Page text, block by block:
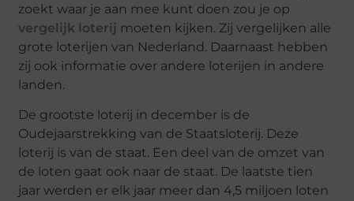
zoekt waar je aan mee kunt doen zou je op
vergelijk loterij moeten kijken. Zij vergelijken alle
grote loterijen van Nederland. Daarnaast hebben
zij ook informatie over andere loterijen in andere
landen.
De grootste loterij in december is de
Oudejaarstrekking van de Staatsloterij. Deze
loterij is van de staat. Een deel van de omzet van
de loten gaat ook naar de staat. De laatste tien
jaar werden er elk jaar meer dan 4,5 miljoen loten